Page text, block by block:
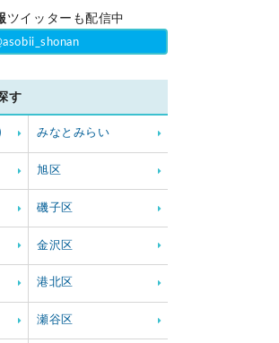
ツイッターも配信中
す
みなとみらい
旭区
磯子区
金沢区
港北区
瀬谷区